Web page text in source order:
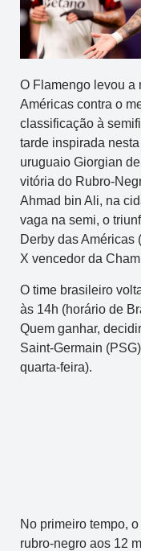
O Flamengo levou a
Américas contra o
classificação à
tarde inspirada
uruguaio Giorgian
vitória do Rubro-
Ahmad bin Ali, na
vaga na semi, o
Derby das Américas
X vencedor da
O time brasileiro
às 14h (horário de
Quem ganhar,
Saint-Germain
quarta-feira).
No primeiro tempo,
rubro-negro aos 12